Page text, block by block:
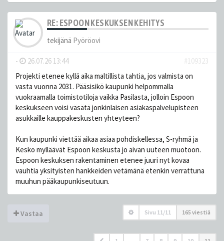
RE: ESPOON KESKUKSEN KEHITYS
tekijänä Pyöröovi
- 26.07.26 13:44
#109323
Projekti etenee kyllä aika maltillista tahtia, jos valmista on
vasta vuonna 2031. Pääsisikö kaupunki helpommalla
vuokraamalla toimistotiloja vaikka Pasilasta, jolloin Espoon
keskukseen voisi väsätä jonkinlaisen asiakaspalvelupisteen
asukkaille kauppakeskusten yhteyteen?
Kun kaupunki viettää aikaa asiaa pohdiskellessa, S-ryhmä ja
Kesko mylläävät Espoon keskusta jo aivan uuteen muotoon.
Espoon keskuksen rakentaminen etenee juuri nyt kovaa
vauhtia yksityisten hankkeiden vetämänä etenkin verrattuna
muuhun pääkaupunkiseutuun.
Vastaa Sivu 11/11 165 viestiä